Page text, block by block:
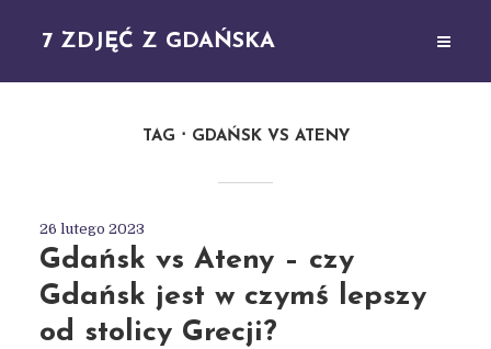
7 ZDJĘĆ Z GDAŃSKA
TAG GDAŃSK VS ATENY
26 lutego 2023
Gdańsk vs Ateny – czy
Gdańsk jest w czymś lepszy
od stolicy Grecji?